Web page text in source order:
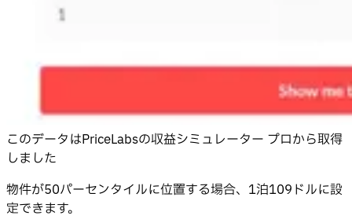
このデータはPriceLabsの収益シミュレーター プロから取得
しました
物件が50パーセンタイルに位置する場合、1泊109ドルに設
定できます。